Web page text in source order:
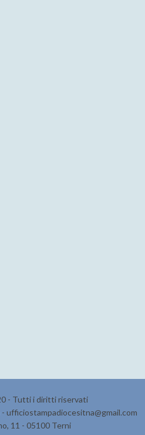
- Tutti i diritti riservati
ufficiostampadiocesitna@gmail.com
11 - 05100 Terni